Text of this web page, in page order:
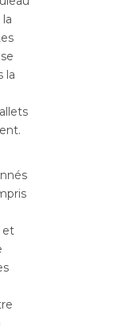
la
et